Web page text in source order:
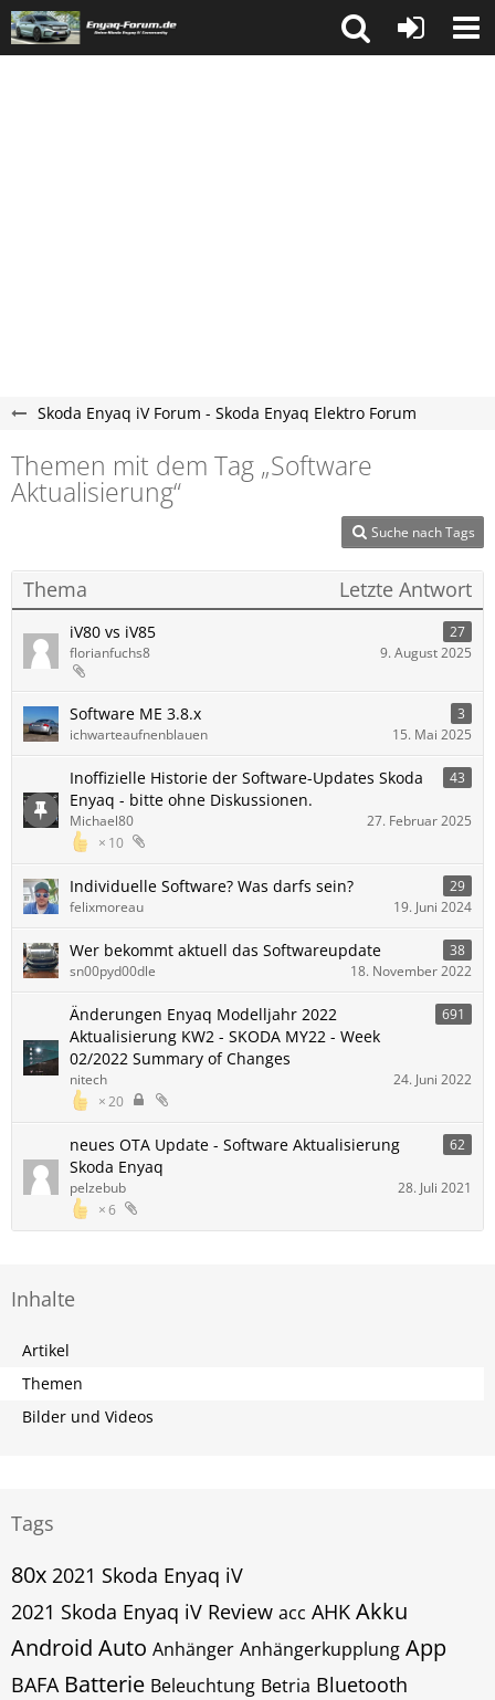
Skoda Enyaq iV Forum - Skoda Enyaq Elektro Forum
Themen mit dem Tag „Software
Aktualisierung“
Suche nach Tags
Thema Letzte Antwort
iV80 vs iV85
27
florianfuchs8
9. August 2025
Software ME 3.8.x
3
ichwarteaufnenblauen
15. Mai 2025
Inoffizielle Historie der Software-Updates Skoda
Enyaq - bitte ohne Diskussionen.
43
10
Michael80 27. Februar 2025
Individuelle Software? Was darfs sein?
29
felixmoreau
19. Juni 2024
Wer bekommt aktuell das Softwareupdate
38
sn00pyd00dle
18. November 2022
Änderungen Enyaq Modelljahr 2022
Aktualisierung KW2 - SKODA MY22 - Week
02/2022 Summary of Changes
691
20
nitech 24. Juni 2022
neues OTA Update - Software Aktualisierung
Skoda Enyaq
62
6
pelzebub 28. Juli 2021
Inhalte
Artikel
Themen
Bilder und Videos
Tags
80x 2021 Skoda Enyaq iV
2021 Skoda Enyaq iV Review acc AHK Akku
Android Auto Anhänger Anhängerkupplung App
BAFA Batterie Beleuchtung Betria Bluetooth